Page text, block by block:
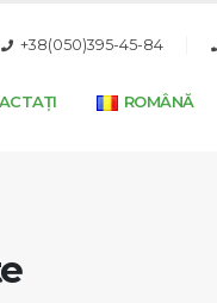
+38(050)395-45-84
ROMÂNĂ